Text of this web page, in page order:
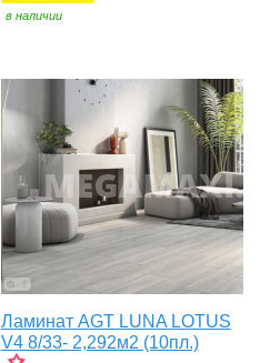
в наличии
Ламинат AGT LUNA LOTUS
V4 8/33- 2,292м2 (10пл.)